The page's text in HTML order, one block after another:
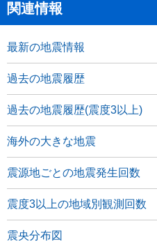
関連情報
最新の地震情報
過去の地震履歴
過去の地震履歴(震度3以上)
海外の大きな地震
震源地ごとの地震発生回数
震度3以上の地域別観測回数
震央分布図